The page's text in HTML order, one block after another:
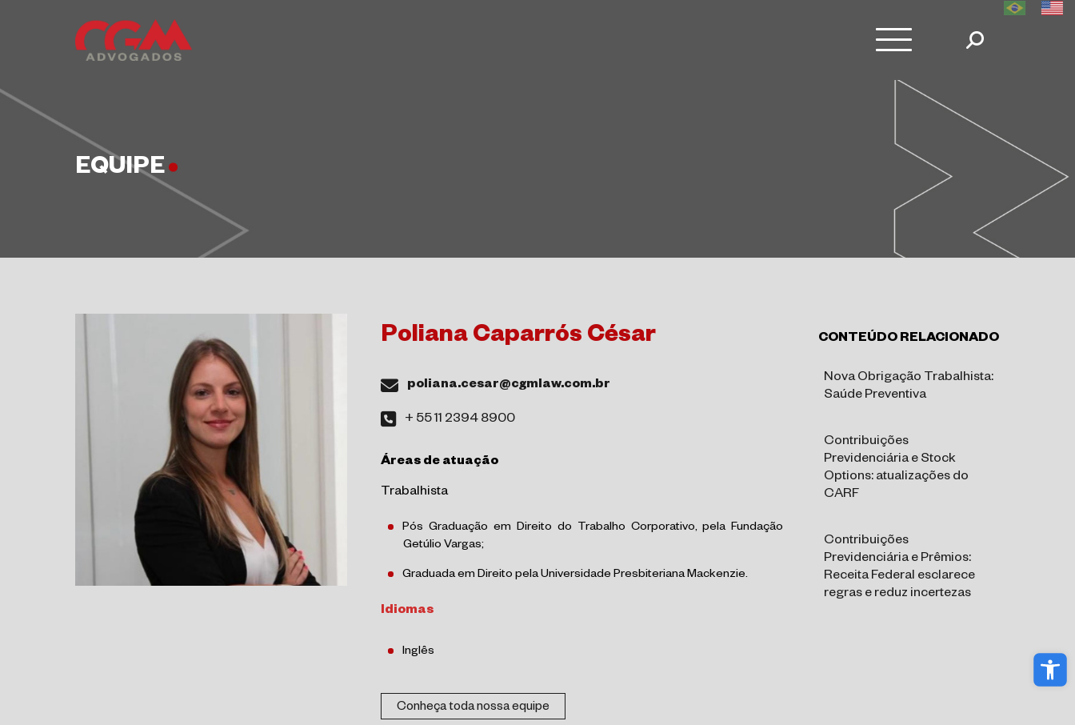
EQUIPE
Poliana Caparrós César
poliana.cesar@cgmlaw.com.br
+ 55 11 2394 8900
Áreas de atuação
Trabalhista
Pós Graduação em Direito do Trabalho Corporativo, pela Fundação
Getúlio Vargas;
Graduada em Direito pela Universidade Presbiteriana Mackenzie.
Idiomas
Inglês
Conheça toda nossa equipe
CONTEÚDO RELACIONADO
Nova Obrigação Trabalhista:
Saúde Preventiva
Contribuições
Previdenciária e Stock
Options: atualizações do
CARF
Contribuições
Previdenciária e Prêmios:
Receita Federal esclarece
regras e reduz incertezas